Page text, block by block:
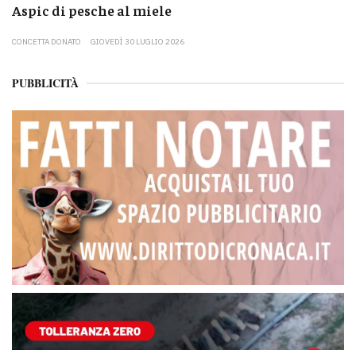
Aspic di pesche al miele
CONCETTA DONATO GIOVEDÌ 30 LUGLIO 2026
PUBBLICITÀ